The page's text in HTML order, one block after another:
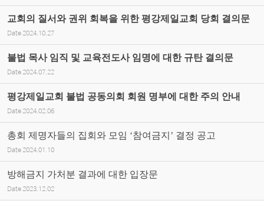
교회의 질서와 권위 회복을 위한 평강제일교회 당회 결의문
Date 2024.10.27
불법 목사 임직 및 교육전도사 임명에 대한 규탄 결의문
Date 2024.07.22
평강제일교회 불법 공동의회 회원 명부에 대한 주의 안내
Date 2024.02.06
총회 제명자들의 집회와 모임 ‘참여금지’ 결정 공고
Date 2024.01.10
방해금지 가처분 결과에 대한 입장문
Date 2023.12.02